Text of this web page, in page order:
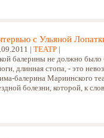
с Ульяной
| ТЕАТР |
балерины не должно
длинная стопа, - это
балерина Мариинского
болезни, которой, к